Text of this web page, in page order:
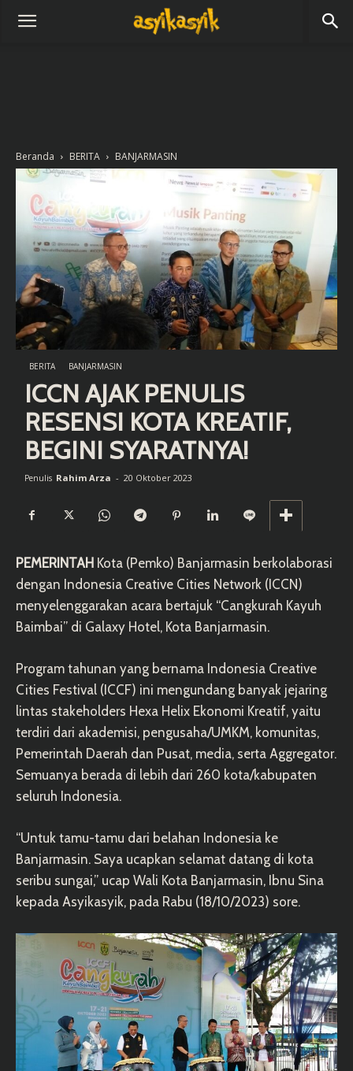
Beranda BERITA BANJARMASIN
BERITA BANJARMASIN
ICCN AJAK PENULIS
RESENSI KOTA KREATIF,
BEGINI SYARATNYA!
Penulis Rahim Arza - 20 Oktober 2023
PEMERINTAH Kota (Pemko) Banjarmasin berkolaborasi
dengan Indonesia Creative Cities Network (ICCN)
menyelenggarakan acara bertajuk “Cangkurah Kayuh
Baimbai” di Galaxy Hotel, Kota Banjarmasin.
Program tahunan yang bernama Indonesia Creative
Cities Festival (ICCF) ini mengundang banyak jejaring
lintas stakeholders Hexa Helix Ekonomi Kreatif, yaitu
terdiri dari akademisi, pengusaha/UMKM, komunitas,
Pemerintah Daerah dan Pusat, media, serta Aggregator.
Semuanya berada di lebih dari 260 kota/kabupaten
seluruh Indonesia.
“Untuk tamu-tamu dari belahan Indonesia ke
Banjarmasin. Saya ucapkan selamat datang di kota
seribu sungai,” ucap Wali Kota Banjarmasin, Ibnu Sina
kepada Asyikasyik, pada Rabu (18/10/2023) sore.